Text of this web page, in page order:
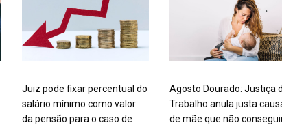
Juiz pode fixar percentual do
salário mínimo como valor
da pensão para o caso de
Agosto Dourado: Justiça
Trabalho anula justa
de mãe que não